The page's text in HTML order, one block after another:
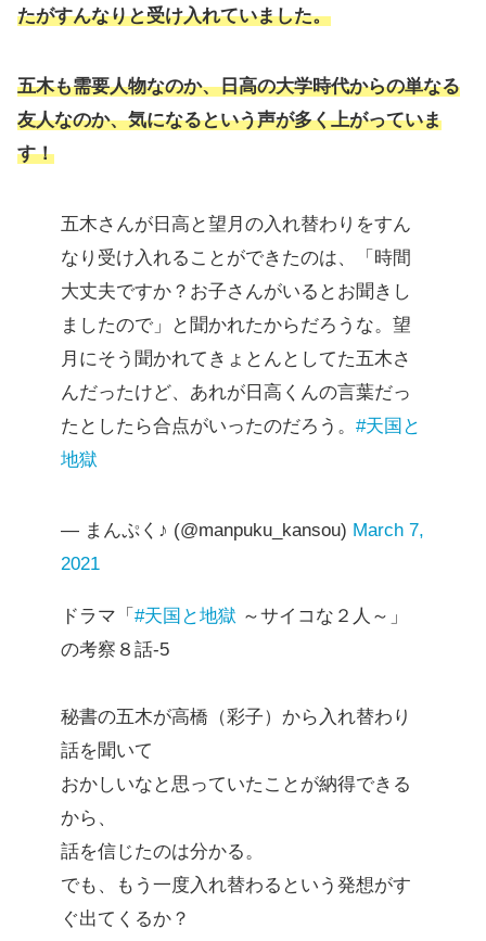
たがすんなりと受け入れていました。
五木も需要人物なのか、日高の大学時代からの単なる
友人なのか、気になるという声が多く上がっていま
す！
五木さんが日高と望月の入れ替わりをすん
なり受け入れることができたのは、「時間
大丈夫ですか？お子さんがいるとお聞きし
ましたので」と聞かれたからだろうな。望
月にそう聞かれてきょとんとしてた五木さ
んだったけど、あれが日高くんの言葉だっ
たとしたら合点がいったのだろう。 #天国と
地獄
— まんぷく♪ (@manpuku_kansou) March 7,
2021
ドラマ「 #天国と地獄 ～サイコな２人～」
の考察８話-5
秘書の五木が高橋（彩子）から入れ替わり
話を聞いて
おかしいなと思っていたことが納得できる
から、
話を信じたのは分かる。
でも、もう一度入れ替わるという発想がす
ぐ出てくるか？